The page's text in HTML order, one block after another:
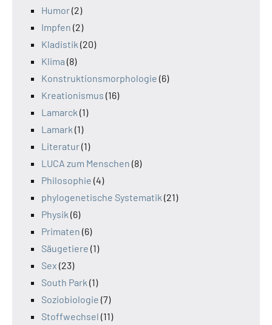
Humor(2)
Impfen (2)
Kladistik (20)
Klima (8)
Konstruktionsmorphologie (6)
Kreationismus (16)
Lamarck (1)
Lamark (1)
Literatur(1)
LUCA zum Menschen (8)
Philosophie (4)
phylogenetische Systematik (21)
Physik (6)
Primaten (6)
Säugetiere (1)
Sex (23)
South Park (1)
Soziobiologie (7)
Stoffwechsel (11)